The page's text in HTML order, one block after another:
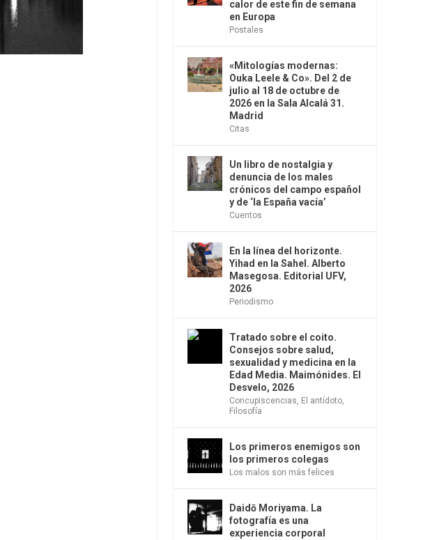
calor de este fin de semana
en Europa
Postales
«Mitologías modernas:
Ouka Leele & Co». Del 2 de
julio al 18 de octubre de
2026 en la Sala Alcalá 31.
Madrid
Citas
Un libro de nostalgia y
denuncia de los males
crónicos del campo español
y de ‘la España vacía’
Cuentos
En la línea del horizonte.
Yihad en la Sahel. Alberto
Masegosa. Editorial UFV,
2026
Periodismo
Tratado sobre el coito.
Consejos sobre salud,
sexualidad y medicina en la
Edad Media. Maimónides. El
Desvelo, 2026
Concupiscencias, El antídoto,
Filosofía
Los primeros enemigos son
los primeros colegas
Los malos son más felices
Daidō Moriyama. La
fotografía es una
experiencia corporal